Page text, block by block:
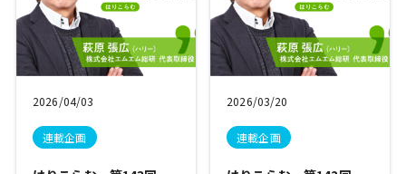
2026/04/03
連載企画
2026/03/20
連載企画